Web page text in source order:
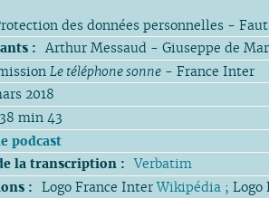
des données personnelles -
: Arthur Messaud - Giuseppe de
Le téléphone sonne - France Inter
2018
38 min 43
podcast
la transcription : Verbatim
: Logo France InterWikipédia ; Logo